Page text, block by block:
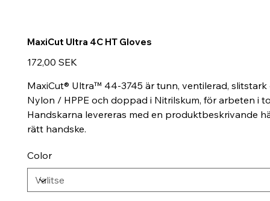
MaxiCut Ultra 4C HT Gloves
Hinta
172,00 SEK
MaxiCut® Ultra™ 44-3745 är tunn, ventilerad,
Nylon / HPPE och doppad i Nitrilskum, för arbeten i
Handskarna levereras med en produktbeskrivande
rätt handske.
Color